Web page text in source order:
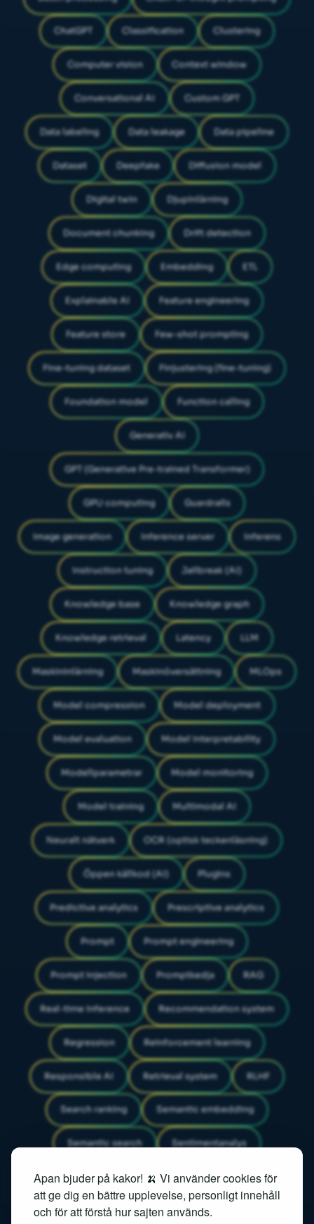
Apan bjuder på kakor! 🍌 Vi använder cookies för
att ge dig en bättre upplevelse, personligt innehåll
och för att förstå hur sajten används.
ChatGPT Classification Clustering
Computer vision Context window
Conversational AI Custom GPT
Data labeling Data leakage Data pipeline
Dataset Deepfake Diffusion model
Digital twin Djupinlärning
Document chunking Drift detection
Edge computing Embedding ETL
Explainable AI Feature engineering
Feature store Few-shot prompting
Fine-tuning dataset Finjustering (fine-tuning)
Foundation model Function calling
Generativ AI
GPT (Generative Pre-trained Transformer)
GPU computing Guardrails
Image generation Inference server Inferens
Instruction tuning Jailbreak (AI)
Knowledge base Knowledge graph
Knowledge retrieval Latency LLM
Maskininlärning Maskinöversättning MLOps
Model compression Model deployment
Model evaluation Model interpretability
Modellparametrar Model monitoring
Model training Multimodal AI
Neuralt nätverk OCR (optisk teckenläsning)
Öppen källkod (AI) Plugins
Predictive analytics Prescriptive analytics
Prompt Prompt engineering
Prompt injection Promptkedja RAG
Real-time inference Recommendation system
Regression Reinforcement learning
Responsible AI Retrieval system RLHF
Search ranking Semantic embedding
Semantic search Sentimentanalys
Similarity search Speech recognition
Speech-to-text